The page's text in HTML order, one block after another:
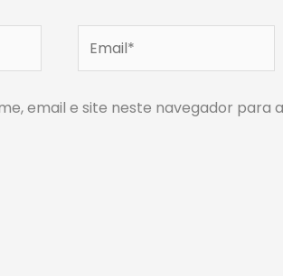
email e site neste navegador para